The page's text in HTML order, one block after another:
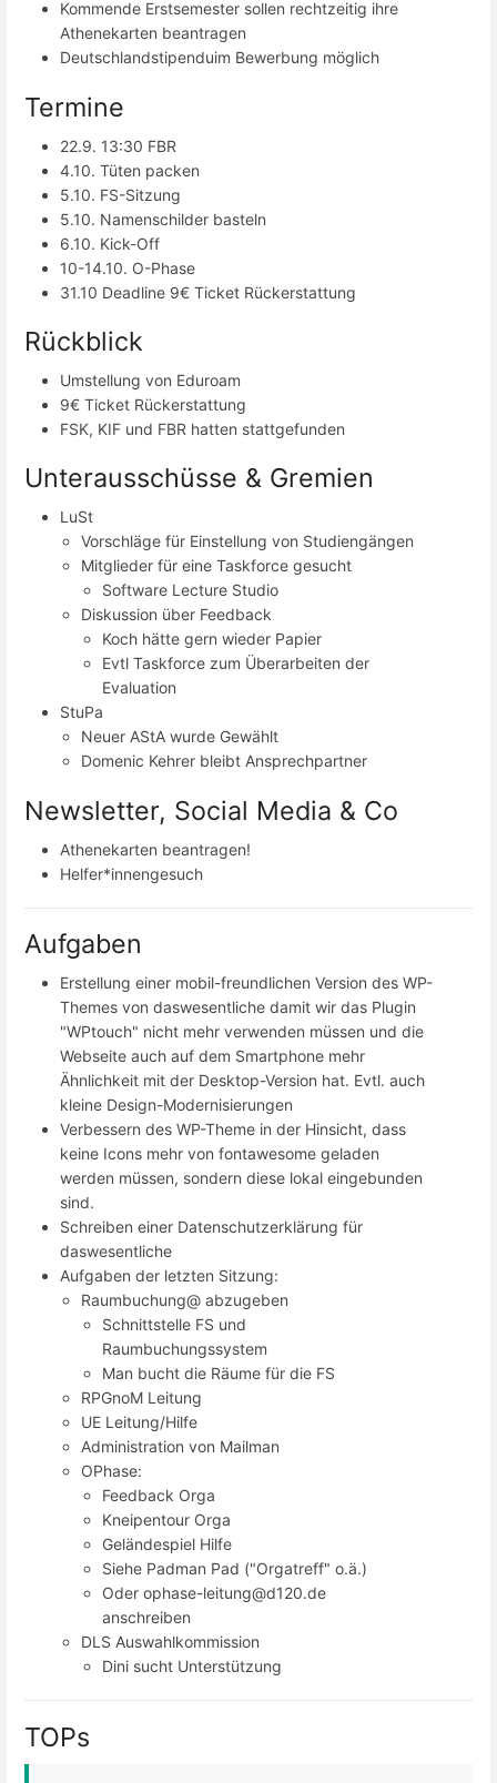
Kommende Erstsemester sollen rechtzeitig ihre
Athenekarten beantragen
Deutschlandstipenduim Bewerbung möglich
Termine
22.9. 13:30 FBR
4.10. Tüten packen
5.10. FS-Sitzung
5.10. Namenschilder basteln
6.10. Kick-Off
10-14.10. O-Phase
31.10 Deadline 9€ Ticket Rückerstattung
Rückblick
Umstellung von Eduroam
9€ Ticket Rückerstattung
FSK, KIF und FBR hatten stattgefunden
Unterausschüsse & Gremien
LuSt
Vorschläge für Einstellung von Studiengängen
Mitglieder für eine Taskforce gesucht
Software Lecture Studio
Diskussion über Feedback
Koch hätte gern wieder Papier
Evtl Taskforce zum Überarbeiten der
Evaluation
StuPa
Neuer AStA wurde Gewählt
Domenic Kehrer bleibt Ansprechpartner
Newsletter, Social Media & Co
Athenekarten beantragen!
Helfer*innengesuch
Aufgaben
Erstellung einer mobil-freundlichen Version des WP-
Themes von daswesentliche damit wir das Plugin
"WPtouch" nicht mehr verwenden müssen und die
Webseite auch auf dem Smartphone mehr
Ähnlichkeit mit der Desktop-Version hat. Evtl. auch
kleine Design-Modernisierungen
Verbessern des WP-Theme in der Hinsicht, dass
keine Icons mehr von fontawesome geladen
werden müssen, sondern diese lokal eingebunden
sind.
Schreiben einer Datenschutzerklärung für
daswesentliche
Aufgaben der letzten Sitzung:
Raumbuchung@ abzugeben
Schnittstelle FS und
Raumbuchungssystem
Man bucht die Räume für die FS
RPGnoM Leitung
UE Leitung/Hilfe
Administration von Mailman
OPhase:
Feedback Orga
Kneipentour Orga
Geländespiel Hilfe
Siehe Padman Pad ("Orgatreff" o.ä.)
Oder ophase-leitung@d120.de
anschreiben
DLS Auswahlkommission
Dini sucht Unterstützung
TOPs